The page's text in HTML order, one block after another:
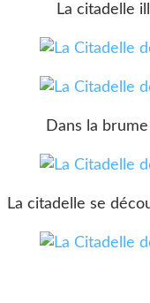
La citadelle
Dans la
La citadelle se